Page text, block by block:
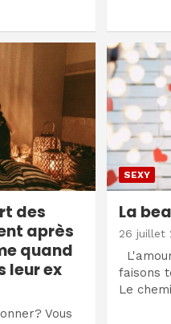
des
après
quand
leur ex
Vous
SEXY
La
26 juillet
faisons
Le